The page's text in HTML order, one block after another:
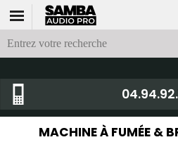
MACHINE À FUMÉE &